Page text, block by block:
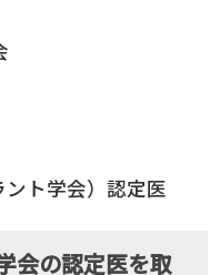
ント学会）認定医
会の認定医を取